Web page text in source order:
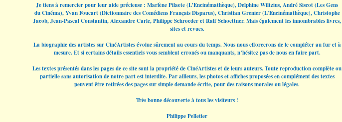
Je tiens à remercier pour leur aide précieuse : Marlène Pilaete (L’Encinémathèque), Delphine Wiltzius, André Siscot (Les Gens
du Cinéma), Yvan Foucart (Dictionnaire des Comédiens Français Disparus), Christian Grenier (L’Encinémathèque), Christophe
Jacob, Jean-Pascal Constantin, Alexandre Carle, Philippe Schroeder et Ralf Schoettner. Mais également les innombrables livres,
sites et revues.
La biographie des artistes sur CinéArtistes évolue sûrement au cours du temps. Nous nous efforcerons de le compléter au fur et à
mesure. Et si certains détails essentiels vous semblent erronés ou manquants, n’hésitez pas de nous en faire part.
Les textes présentés dans les pages de ce site sont la propriété de CinéArtistes et de leurs auteurs. Toute reproduction complète ou
partielle sans autorisation de notre part est interdite. Par ailleurs, les photos et affiches proposées en complément des textes
peuvent être retirées des pages sur simple demande écrite, pour des raisons morales ou légales.
Très bonne découverte à tous les visiteurs !
Philippe Pelletier